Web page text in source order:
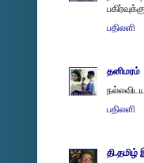
பதிலளி
தனிமரம்
பதிலளி